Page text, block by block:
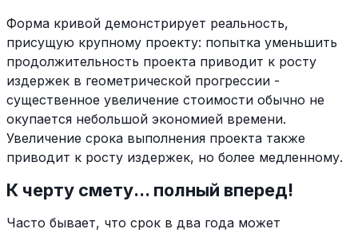
Форма кривой демонстрирует реальность,
присущую крупному проекту: попытка уменьшить
продолжительность проекта приводит к росту
издержек в геометрической прогрессии -
существенное увеличение стоимости обычно не
окупается небольшой экономией времени.
Увеличение срока выполнения проекта также
приводит к росту издержек, но более медленному.
К черту смету... полный вперед!
Часто бывает, что срок в два года может